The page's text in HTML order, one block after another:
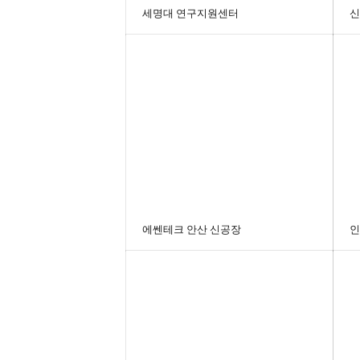
세명대 연구지원센터
에쎈테크 안산 신공장